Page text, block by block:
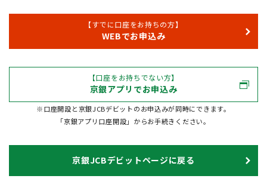
【すでに口座をお持ちの方】
WEBでお申込み
【口座をお持ちでない方】
京銀アプリでお申込み
※口座開設と京銀JCBデビットのお申込みが同時にできます。
「京銀アプリ口座開設」からお手続きください。
京銀JCBデビットページに戻る